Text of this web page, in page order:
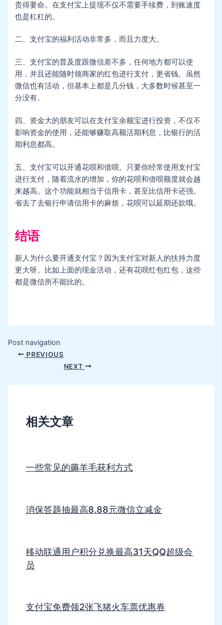
贵得要命。在支付宝上提现不仅不需要手续费，到账速度
也是杠杠的。
二、支付宝的福利活动非常多，而且力度大。
三、支付宝的普及度跟微信差不多，任何地方都可以使
用，并且还能随时领商家的红包进行支付，更省钱。虽然
微信也有活动，但基本上都是几分钱，大多数时候甚至一
分没有。
四、资金大的朋友可以在支付宝余额宝进行投资，不仅不
影响资金的使用，还能够赚取高额活期利息，比银行的活
期利息都高。
五、支付宝可以开通花呗和借呗。只要你经常使用支付宝
进行支付，随着流水的增加，你的花呗和借呗额度就会越
来越高。这个功能就相当于信用卡，甚至比信用卡还强。
省去了去银行申请信用卡的麻烦，花呗可以延期还款哦。
结语
新人为什么要开通支付宝？因为支付宝对新人的扶持力度
更大呀。比如上面的现金活动，还有花呗红包红包，这些
都是微信所不能比的。
Post navigation
PREVIOUS
NEXT
相关文章
一些常见的薅羊毛获利方式
消保答题抽最高8.88元微信立减金
移动联通用户积分兑换最高31天QQ超级会
员
支付宝免费领2张飞猪火车票优惠券